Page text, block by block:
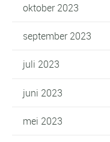
oktober 2023
september 2023
juli 2023
juni 2023
mei 2023